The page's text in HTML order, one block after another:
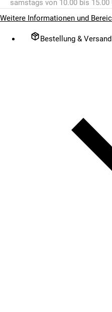
samstags von 10.00 bis
Weitere Informationen und
Bestellung & Versand